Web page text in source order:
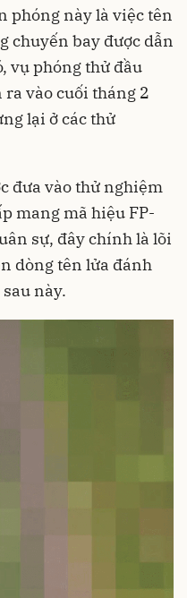
phóng này là việc tên
chuyến bay được dẫn
vụ phóng thử đầu
vào cuối tháng 2
lại ở các thử
đưa vào thử nghiệm
mang mã hiệu FP-
sự, đây chính là lõi
dòng tên lửa đánh
này.